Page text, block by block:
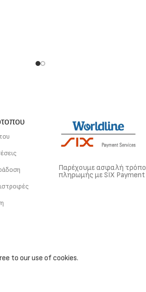
Παρέχουμε ασφαλή τρόπο
πληρωμής με SIX Payment
to our use of cookies.